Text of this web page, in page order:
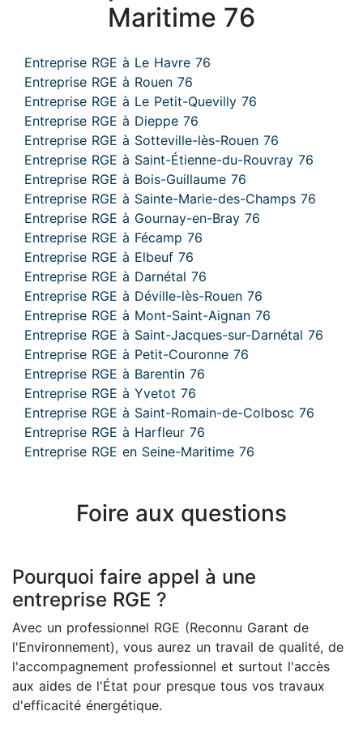
Maritime 76
Entreprise RGE à Le Havre 76
Entreprise RGE à Rouen 76
Entreprise RGE à Le Petit-Quevilly 76
Entreprise RGE à Dieppe 76
Entreprise RGE à Sotteville-lès-Rouen 76
Entreprise RGE à Saint-Étienne-du-Rouvray 76
Entreprise RGE à Bois-Guillaume 76
Entreprise RGE à Sainte-Marie-des-Champs 76
Entreprise RGE à Gournay-en-Bray 76
Entreprise RGE à Fécamp 76
Entreprise RGE à Elbeuf 76
Entreprise RGE à Darnétal 76
Entreprise RGE à Déville-lès-Rouen 76
Entreprise RGE à Mont-Saint-Aignan 76
Entreprise RGE à Saint-Jacques-sur-Darnétal 76
Entreprise RGE à Petit-Couronne 76
Entreprise RGE à Barentin 76
Entreprise RGE à Yvetot 76
Entreprise RGE à Saint-Romain-de-Colbosc 76
Entreprise RGE à Harfleur 76
Entreprise RGE en Seine-Maritime 76
Foire aux questions
Pourquoi faire appel à une
entreprise RGE ?
Avec un professionnel RGE (Reconnu Garant de
l'Environnement), vous aurez un travail de qualité, de
l'accompagnement professionnel et surtout l'accès
aux aides de l'État pour presque tous vos travaux
d'efficacité énergétique.